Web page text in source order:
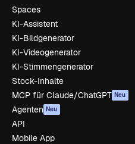
Spaces
KI-Assistent
KI-Bildgenerator
KI-Videogenerator
KI-Stimmengenerator
Stock-Inhalte
MCP für Claude/ChatGPT Neu
Agenten Neu
API
Mobile App